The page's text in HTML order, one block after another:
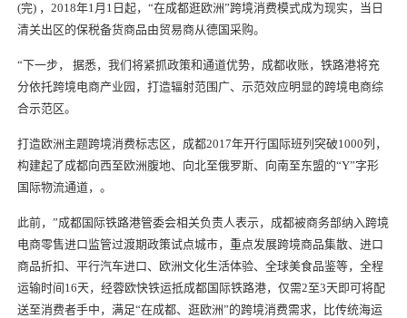
(完) ，2018年1月1日起，“在成都逛欧洲”跨境消费模式成为现实，当日
清关出区的保税备货商品由贸易商从德国采购。
“下一步， 据悉，我们将紧抓政策和通道优势， 成都收账，铁路港将充
分依托跨境电商产业园，打造辐射范围广、示范效应明显的跨境电商综
合示范区。
打造欧洲主题跨境消费标志区， 成都2017年开行国际班列突破1000列，
构建起了成都向西至 欧洲腹地、向北至俄罗斯、向南至东盟的“Y”字形
国际物流通道，。
此前，”成都国际铁路港管委会相关负责人表示， 成都被商务部纳入跨境
电商零售进口监管过渡期政策试点城市，重点发展跨境商品集散、进口
商品折扣、平行汽车进口、
欧洲文化生活体验、全球美食品鉴等，全程
运输时间16天，经蓉欧快铁运抵成都国际铁路港，仅需2至3天即可将配
送至消费者手中，满足“在成都、逛欧洲”的跨境消费需求，比传统海运